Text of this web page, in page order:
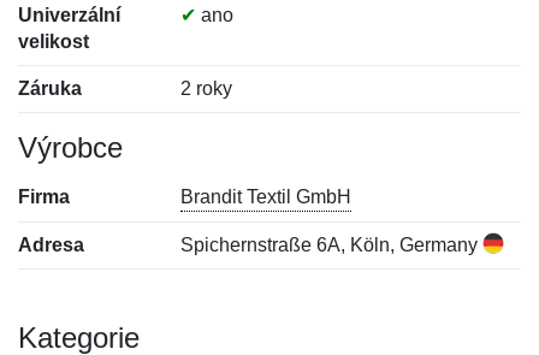
Univerzální
velikost
✔ ano
Záruka 2 roky
Výrobce
Firma Brandit Textil GmbH
Adresa Spichernstraße 6A, Köln, Germany
Kategorie